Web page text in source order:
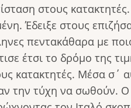
στους
Έδειξε στους
πεντακάθαρα με
έτσι το δρόμο της
κατακτητές. Μέσα σ΄
την τύχη να σωθούν. Ο